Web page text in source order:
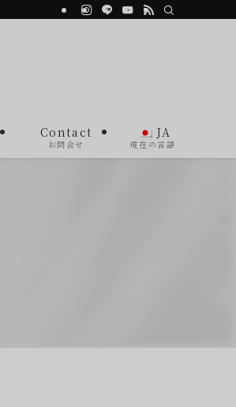
Contact
お問合せ
JA
現在の言語